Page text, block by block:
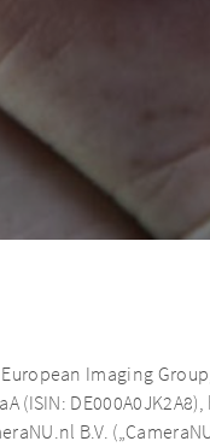
Imaging
(ISIN:
B.V.